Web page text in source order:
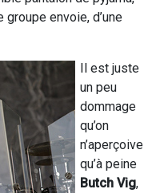
envoie, d’une
Il est juste
un peu
dommage
qu’on
n’aperçoive
qu’à peine
Butch Vig,